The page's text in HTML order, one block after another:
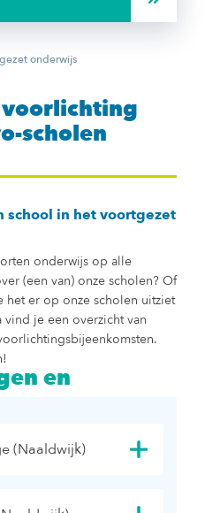
onderwijs
voorlichting
scholen
school in het voortgezet
onderwijs op alle
(een van) onze scholen? Of
het er op onze scholen uitziet
je een overzicht van
en
(Naaldwijk)